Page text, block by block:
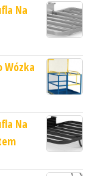
Na
Wózka
Na